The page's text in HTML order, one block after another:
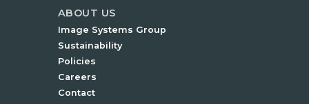
ABOUT US
Image Systems Group
Sustainability
Policies
Careers
Contact